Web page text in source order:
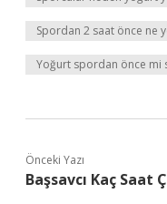
Spordan 2 saat önce ne
Yoğurt spordan önce mi
Önceki Yazı
Başsavcı Kaç Saat